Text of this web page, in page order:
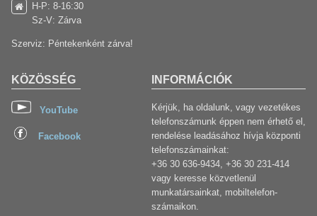
H-P: 8-16:30
Sz-V: Zárva
Szerviz: Péntekenként zárva!
KÖZÖSSÉG
YouTube
Facebook
INFORMÁCIÓK
Kérjük, ha oldalunk, vagy vezetékes
telefonszámunk éppen nem érhető el,
rendelése leadásához hívja központi
telefonszámainkat:
+36 30 636-9434, +36 30 231-414
vagy keresse közvetlenül
munkatársainkat, mobiltelefon-
számaikon.